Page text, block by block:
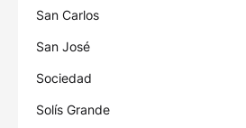
San Carlos
San José
Sociedad
Solís Grande